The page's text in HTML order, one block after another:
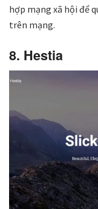
hợp mạng xã hội để
trên mạng.
8. Hestia